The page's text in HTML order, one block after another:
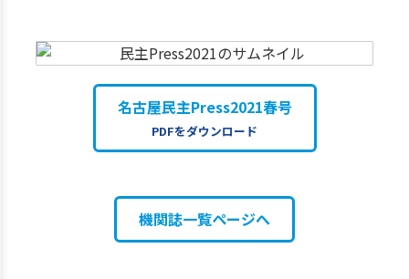
名古屋民主Press2021春号
PDFをダウンロード
機関誌一覧ページへ